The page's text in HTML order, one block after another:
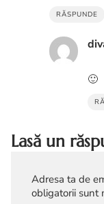
RĂSPUNDE
🙂
Lasă un
Adresa ta de
obligatorii sunt